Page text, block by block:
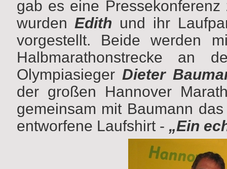
gab es eine
wurdenEdith und ihr
vorgestellt. Beide werden
Halbmarathonstrecke an
Olympiasieger Dieter
der großen Hannover
gemeinsam mit Baumann
entworfene Laufshirt - „Ein